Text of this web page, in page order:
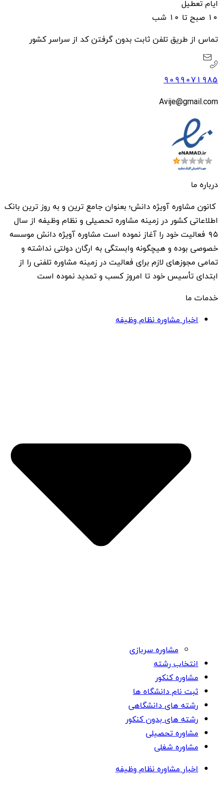
ایام تعطیل
۱۰ صبح تا ۱۰ شب
تماس از طریق تلفن ثابت بدون گرفتن کد از سراسر کشور
9099071985
Avije@gmail.com
درباره ما
کانون مشاوره آویژه دانش؛ بعنوان جامع ترین و به روز ترین بانک
اطلاعاتی کشور در زمینه مشاوره تحصیلی و نظام وظیفه از سال
۹۵ فعالیت خود را آغاز نموده است مشاوره آویژه دانش موسسه
خصوصی بوده و هیچگونه وابستگی به ارگان دولتی نداشته و
تمامی مجوزهای لازم برای فعالیت در زمینه مشاوره تلفنی را از
ابتدای تأسیس خود تا امروز کسب و تمدید نموده است
خدمات ما
اخبار مشاوره نظام وظیفه
مشاوره سربازی
انتخاب رشته
مشاوره کنکور
ثبت نام دانشگاه ها
رشته های دانشگاهی
رشته های بدون کنکور
مشاوره تحصیلی
مشاوره شغلی
اخبار مشاوره نظام وظیفه